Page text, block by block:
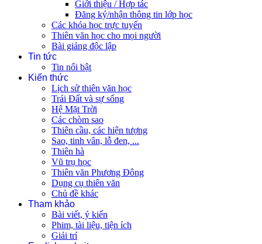
Giới thiệu / Hợp tác
Đăng ký/nhận thông tin lớp học
Các khóa học trực tuyến
Thiên văn học cho mọi người
Bài giảng độc lập
Tin tức
Tin nổi bật
Kiến thức
Lịch sử thiên văn học
Trái Đất và sự sống
Hệ Mặt Trời
Các chòm sao
Thiên cầu, các hiện tượng
Sao, tinh vân, lỗ đen, ...
Thiên hà
Vũ trụ học
Thiên văn Phương Đông
Dụng cụ thiên văn
Chủ đề khác
Tham khảo
Bài viết, ý kiến
Phim, tài liệu, tiện ích
Giải trí